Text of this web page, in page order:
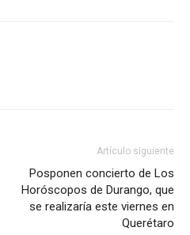
Artículo siguiente
Posponen concierto de Los
Horóscopos de Durango, que
se realizaría este viernes en
Querétaro